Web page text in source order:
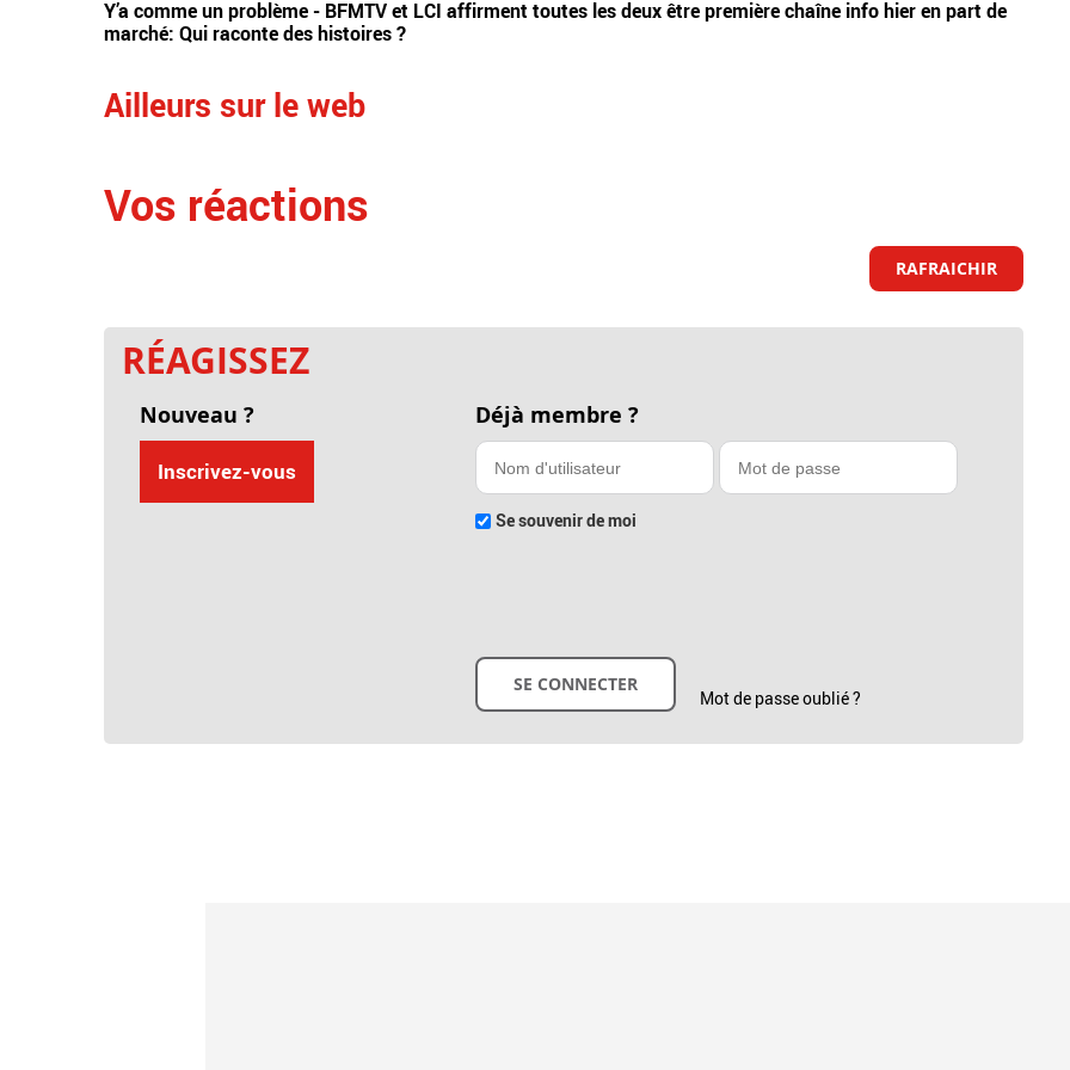
Y’a comme un problème - BFMTV et LCI affirment toutes les deux être première chaîne info hier en part de
marché: Qui raconte des histoires ?
Ailleurs sur le web
Vos réactions
RAFRAICHIR
RÉAGISSEZ
Nouveau ?
Inscrivez-vous
Déjà membre ?
Se souvenir de moi
Mot de passe oublié ?